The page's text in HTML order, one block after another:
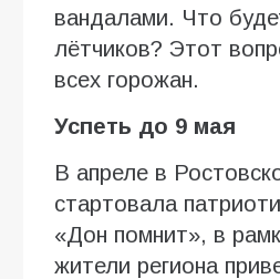
вандалами. Что
лётчиков? Этот
всех горожан.
Успеть до 9 мая
В апреле в
стартовала
«Дон помнит», в
жители региона